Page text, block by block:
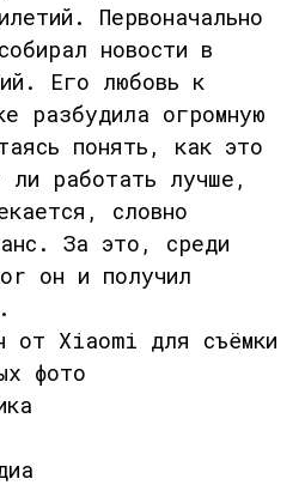
Первоначально
новости в
Его любовь к
разбудила огромную
понять, как это
ли работать лучше,
словно
За это, среди
он и получил
от Xiaomi для съёмки
фото